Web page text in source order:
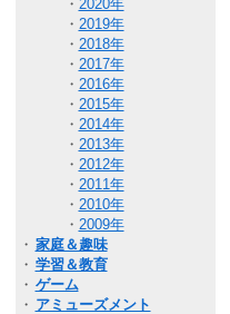
・ 2020年
・ 2019年
・ 2018年
・ 2017年
・ 2016年
・ 2015年
・ 2014年
・ 2013年
・ 2012年
・ 2011年
・ 2010年
・ 2009年
・ 家庭＆趣味
・ 学習＆教育
・ ゲーム
・ アミューズメント